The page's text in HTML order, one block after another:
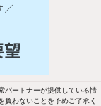
パートナーが提供している情
負わないことを予めご了承く